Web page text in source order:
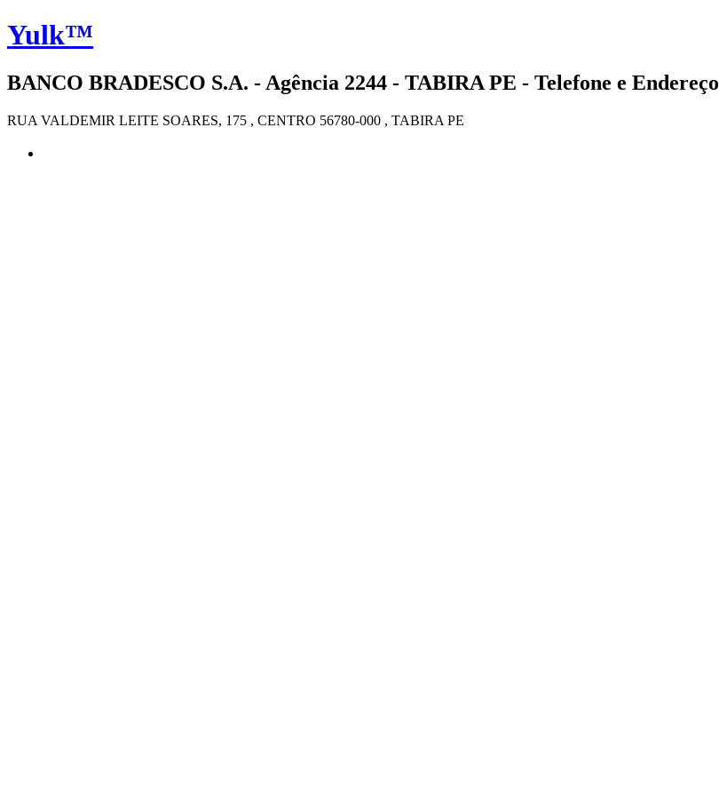
Yulk™
BANCO BRADESCO S.A. - Agência 2244 - TABIRA PE - Telefone e Endereço
RUA VALDEMIR LEITE SOARES, 175 , CENTRO 56780-000 , TABIRA PE